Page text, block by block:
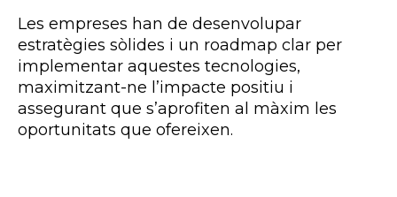
Les empreses han de desenvolupar
estratègies sòlides i un roadmap clar per
implementar aquestes tecnologies,
maximitzant-ne l’impacte positiu i
assegurant que s’aprofiten al màxim les
oportunitats que ofereixen.